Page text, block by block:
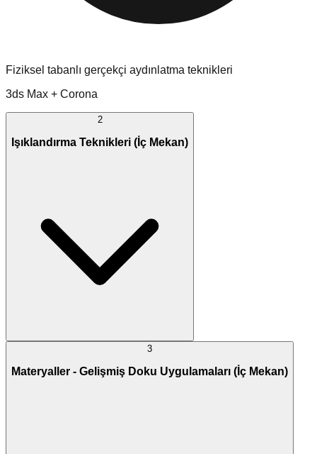
Fiziksel tabanlı gerçekçi aydınlatma teknikleri
3ds Max + Corona
2
Işıklandırma Teknikleri (İç Mekan)
3
Materyaller - Gelişmiş Doku Uygulamaları (İç Mekan)